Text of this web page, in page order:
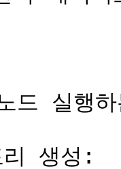
드 실행
생성: